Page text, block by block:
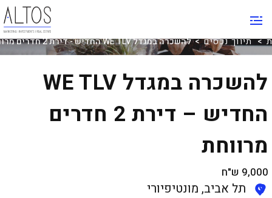
> תיווך נכסים > להשכרה במגדל WE TLV החדיש - דירת 2 חדרים מרווחת
להשכרה במגדל WE TLV
החדיש – דירת 2 חדרים
מרווחת
9,000 ש"ח
תל אביב, מונטיפיורי